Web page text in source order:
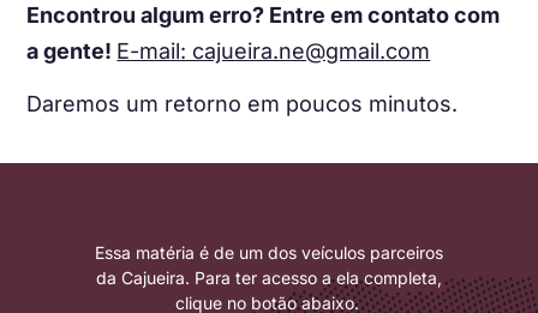
Encontrou algum erro? Entre em contato com
a gente! E-mail: cajueira.ne@gmail.com
Daremos um retorno em poucos minutos.
Essa matéria é de um dos veículos parceiros
da Cajueira. Para ter acesso a ela completa,
clique no botão abaixo.